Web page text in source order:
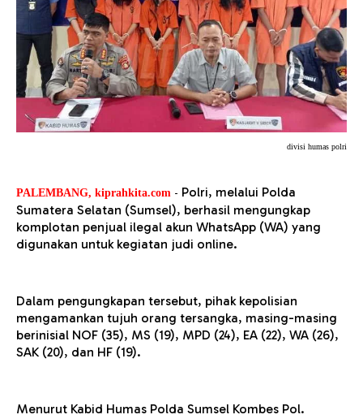
divisi humas polri
PALEMBANG, kiprahkita.com - Polri, melalui Polda
Sumatera Selatan (Sumsel), berhasil mengungkap
komplotan penjual ilegal akun WhatsApp (WA) yang
digunakan untuk kegiatan judi online.
Dalam pengungkapan tersebut, pihak kepolisian
mengamankan tujuh orang tersangka, masing-masing
berinisial NOF (35), MS (19), MPD (24), EA (22), WA (26),
SAK (20), dan HF (19).
Menurut Kabid Humas Polda Sumsel Kombes Pol.